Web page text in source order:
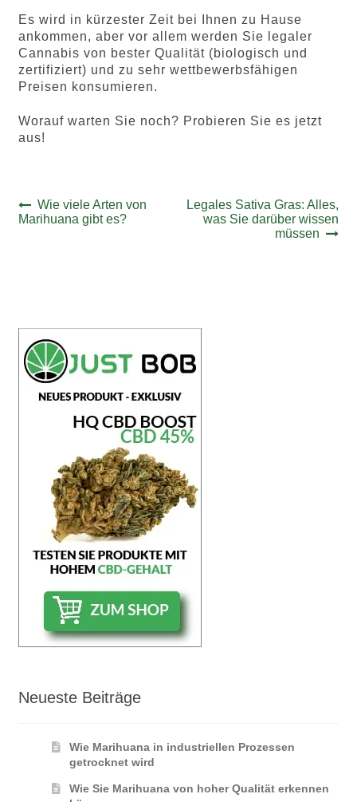
Es wird in kürzester Zeit bei Ihnen zu Hause
ankommen, aber vor allem werden Sie legaler
Cannabis von bester Qualität (biologisch und
zertifiziert) und zu sehr wettbewerbsfähigen
Preisen konsumieren.
Worauf warten Sie noch? Probieren Sie es jetzt
aus!
Beitrags-
Navigation
Vorheriger
Beitrag:
Wie viele Arten von
Marihuana gibt es?
Nächster
Beitrag:
Legales Sativa Gras: Alles,
was Sie darüber wissen
müssen
Neueste Beiträge
Wie Marihuana in industriellen Prozessen
getrocknet wird
Wie Sie Marihuana von hoher Qualität erkennen